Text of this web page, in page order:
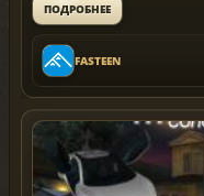
ПОДРОБНЕЕ
FASTEEN